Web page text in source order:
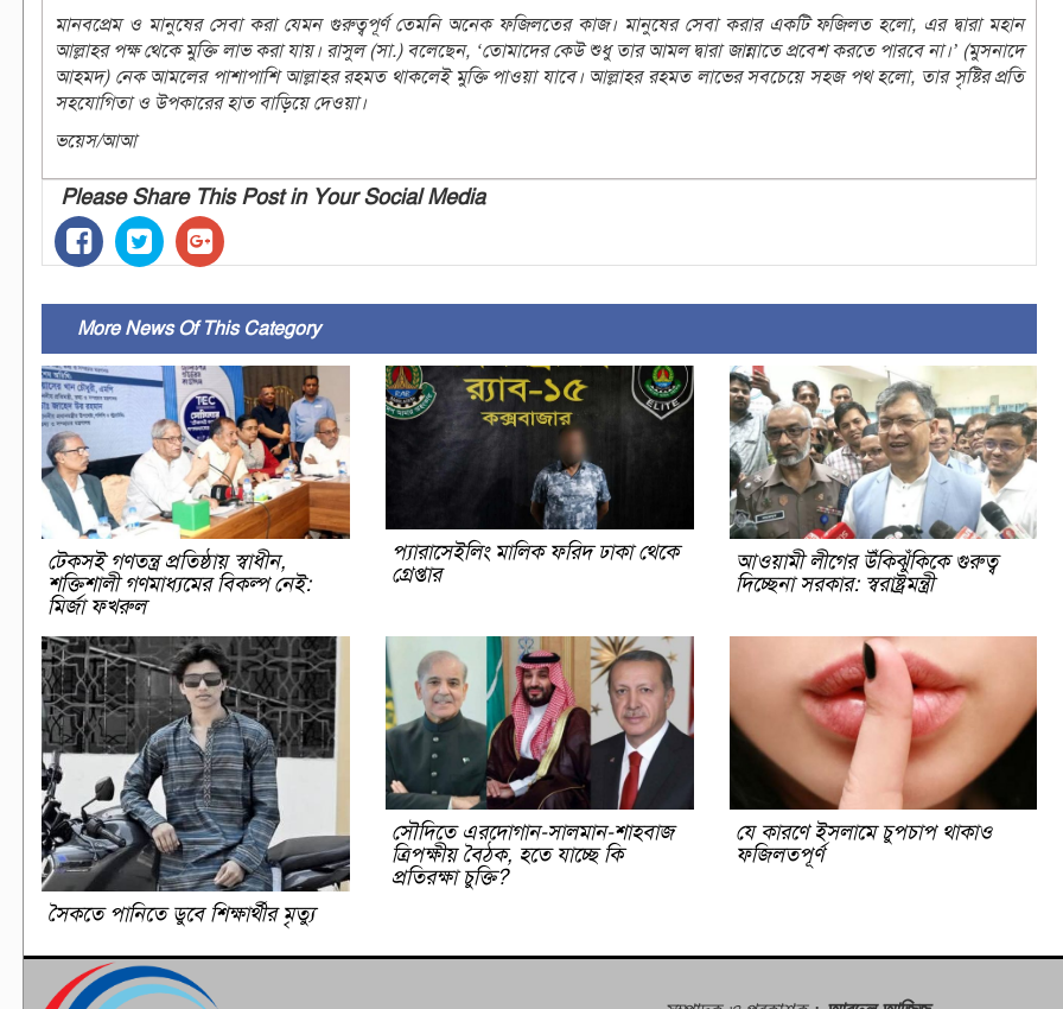
মানবপ্রেম ও মানুষের সেবা করা যেমন গুরুত্বপূর্ণ তেমনি অনেক ফজিলতের কাজ। মানুষের সেবা করার একটি ফজিলত হলো, এর দ্বারা মহান
আল্লাহর পক্ষ থেকে মুক্তি লাভ করা যায়। রাসুল (সা.) বলেছেন, ‘তোমাদের কেউ শুধু তার আমল দ্বারা জান্নাতে প্রবেশ করতে পারবে না।’ (মুসনাদে
আহমদ) নেক আমলের পাশাপাশি আল্লাহর রহমত থাকলেই মুক্তি পাওয়া যাবে। আল্লাহর রহমত লাভের সবচেয়ে সহজ পথ হলো, তার সৃষ্টির প্রতি
সহযোগিতা ও উপকারের হাত বাড়িয়ে দেওয়া।
ভয়েস/আআ
Please Share This Post in Your Social Media
More News Of This Category
টেকসই গণতন্ত্র প্রতিষ্ঠায় স্বাধীন,
শক্তিশালী গণমাধ্যমের বিকল্প নেই:
মির্জা ফখরুল
প্যারাসেইলিং মালিক ফরিদ ঢাকা থেকে
গ্রেপ্তার
আওয়ামী লীগের উঁকিঝুঁকিকে গুরুত্ব
দিচ্ছেনা সরকার: স্বরাষ্ট্রমন্ত্রী
সৈকতে পানিতে ডুবে শিক্ষার্থীর মৃত্যু
সৌদিতে এরদোগান-সালমান-শাহবাজ
ত্রিপক্ষীয় বৈঠক, হতে যাচ্ছে কি
প্রতিরক্ষা চুক্তি?
যে কারণে ইসলামে চুপচাপ থাকাও
ফজিলতপূর্ণ